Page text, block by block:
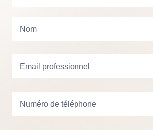
Nom
Email professionnel
Numéro de téléphone